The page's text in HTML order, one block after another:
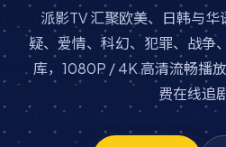
派影TV 汇聚欧美、日韩与
疑、爱情、科幻、犯罪、战争
库，1080P / 4K 高清流畅播
费在线追